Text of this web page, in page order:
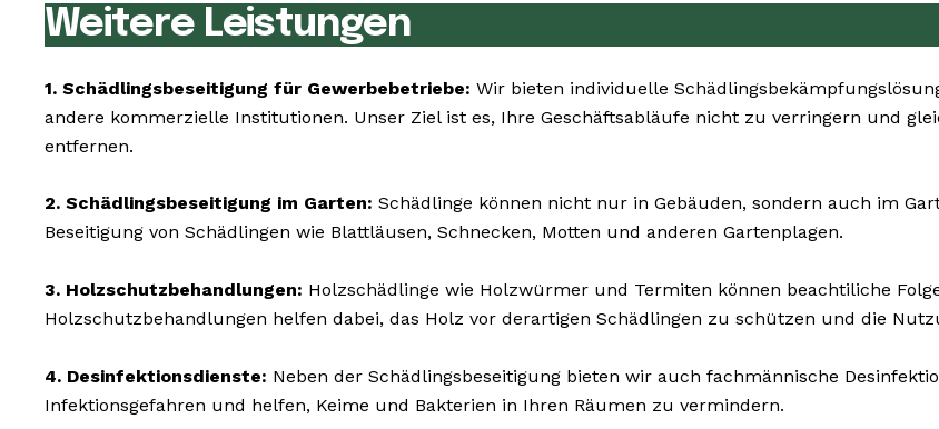
Weitere Leistungen
1. Schädlingsbeseitigung für Gewerbebetriebe: Wir bieten individuelle
andere kommerzielle Institutionen. Unser Ziel ist es, Ihre Geschäftsabläufe nicht zu verringern und
entfernen.
2. Schädlingsbeseitigung im Garten: Schädlinge können nicht nur in Gebäuden, sondern auch im
Beseitigung von Schädlingen wie Blattläusen, Schnecken, Motten und anderen Gartenplagen.
3. Holzschutzbehandlungen: Holzschädlinge wie Holzwürmer und Termiten können beachtiliche
Holzschutzbehandlungen helfen dabei, das Holz vor derartigen Schädlingen zu schützen und die
4. Desinfektionsdienste: Neben der Schädlingsbeseitigung bieten wir auch fachmännische
Infektionsgefahren und helfen, Keime und Bakterien in Ihren Räumen zu vermindern.